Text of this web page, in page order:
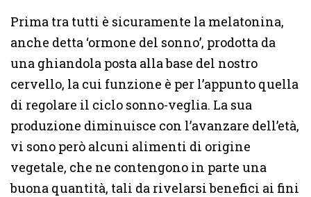
Prima tra tutti è sicuramente la melatonina,
anche detta ‘ormone del sonno’, prodotta da
una ghiandola posta alla base del nostro
cervello, la cui funzione è per l’appunto quella
di regolare il ciclo sonno-veglia. La sua
produzione diminuisce con l’avanzare dell’età,
vi sono però alcuni alimenti di origine
vegetale, che ne contengono in parte una
buona quantità, tali da rivelarsi benefici ai fini